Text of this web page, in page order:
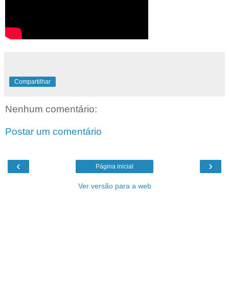
Compartilhar
Nenhum comentário:
Postar um comentário
‹ ›
Página inicial
Ver versão para a web